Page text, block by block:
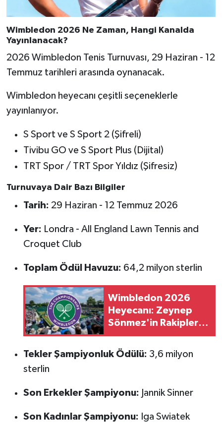
Wimbledon 2026 Ne Zaman, Hangi Kanalda
Yayınlanacak?
2026 Wimbledon Tenis Turnuvası, 29 Haziran - 12
Temmuz tarihleri arasında oynanacak.
Wimbledon heyecanı çeşitli seçeneklerle
yayınlanıyor.
S Sport ve S Sport 2 (Şifreli)
Tivibu GO ve S Sport Plus (Dijital)
TRT Spor / TRT Spor Yıldız (Şifresiz)
Turnuvaya Dair Bazı Bilgiler
Tarih: 29 Haziran - 12 Temmuz 2026
Yer: Londra - All England Lawn Tennis and
Croquet Club
Toplam Ödül Havuzu: 64,2 milyon sterlin
Wimbledon 2026
Heyecanı: Zeynep
Sönmez'in Rakipleri
Netleşti
Tekler Şampiyonluk Ödülü: 3,6 milyon
sterlin
Son Erkekler Şampiyonu: Jannik Sinner
Son Kadınlar Şampiyonu: Iga Swiatek